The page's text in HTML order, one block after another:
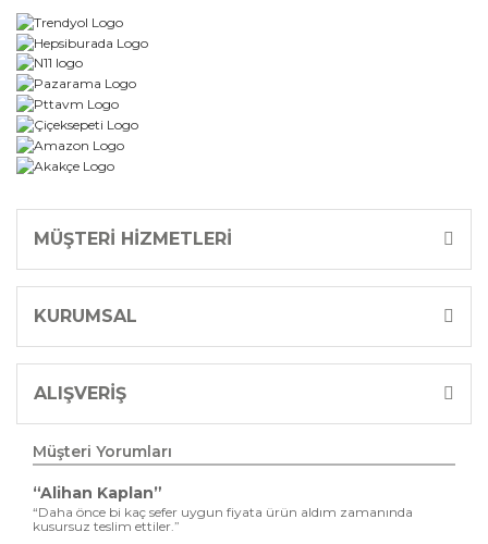
MÜŞTERİ HİZMETLERİ
KURUMSAL
ALIŞVERİŞ
Müşteri Yorumları
“Alihan Kaplan”
“Daha önce bi kaç sefer uygun fiyata ürün aldım zamanında
kusursuz teslim ettiler.”